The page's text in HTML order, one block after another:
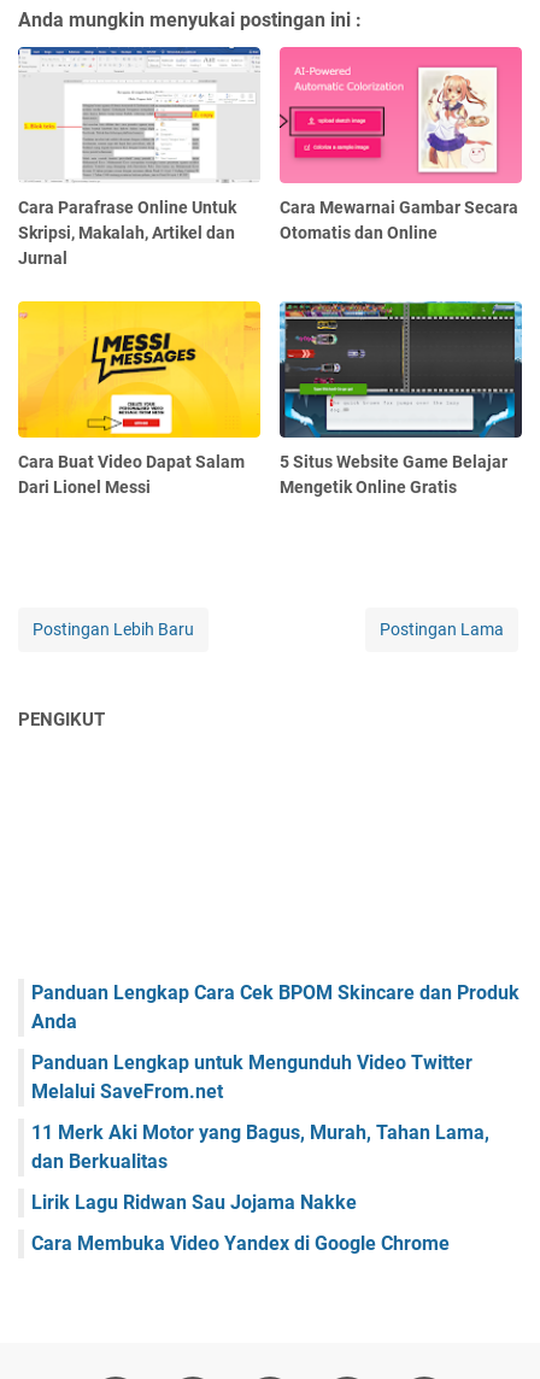
Anda mungkin menyukai postingan ini :
Cara Parafrase Online Untuk
Skripsi, Makalah, Artikel dan
Jurnal
Cara Mewarnai Gambar Secara
Otomatis dan Online
Cara Buat Video Dapat Salam
Dari Lionel Messi
5 Situs Website Game Belajar
Mengetik Online Gratis
Postingan Lebih Baru Postingan Lama
PENGIKUT
Panduan Lengkap Cara Cek BPOM Skincare dan Produk
Anda
Panduan Lengkap untuk Mengunduh Video Twitter
Melalui SaveFrom.net
11 Merk Aki Motor yang Bagus, Murah, Tahan Lama,
dan Berkualitas
Lirik Lagu Ridwan Sau Jojama Nakke
Cara Membuka Video Yandex di Google Chrome